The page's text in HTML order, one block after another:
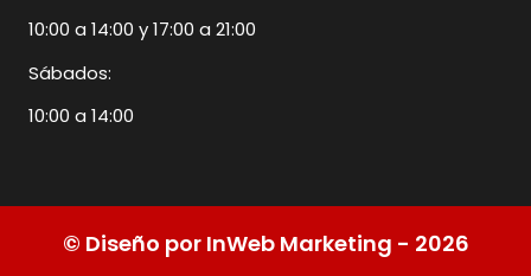
10:00 a 14:00 y 17:00 a 21:00
Sábados:
10:00 a 14:00
© Diseño por InWeb Marketing - 2026